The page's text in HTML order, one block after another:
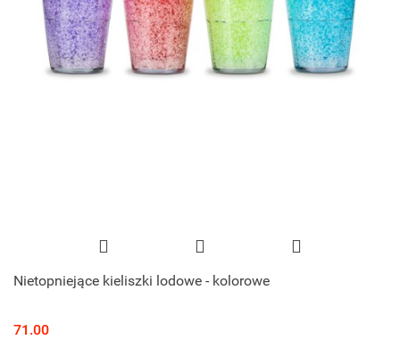
Nietopniejące kieliszki lodowe - kolorowe
71.00